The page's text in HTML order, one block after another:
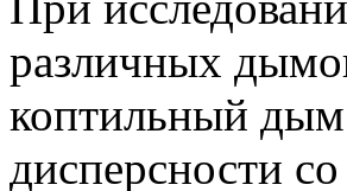
различных
коптильный дым
дисперсности